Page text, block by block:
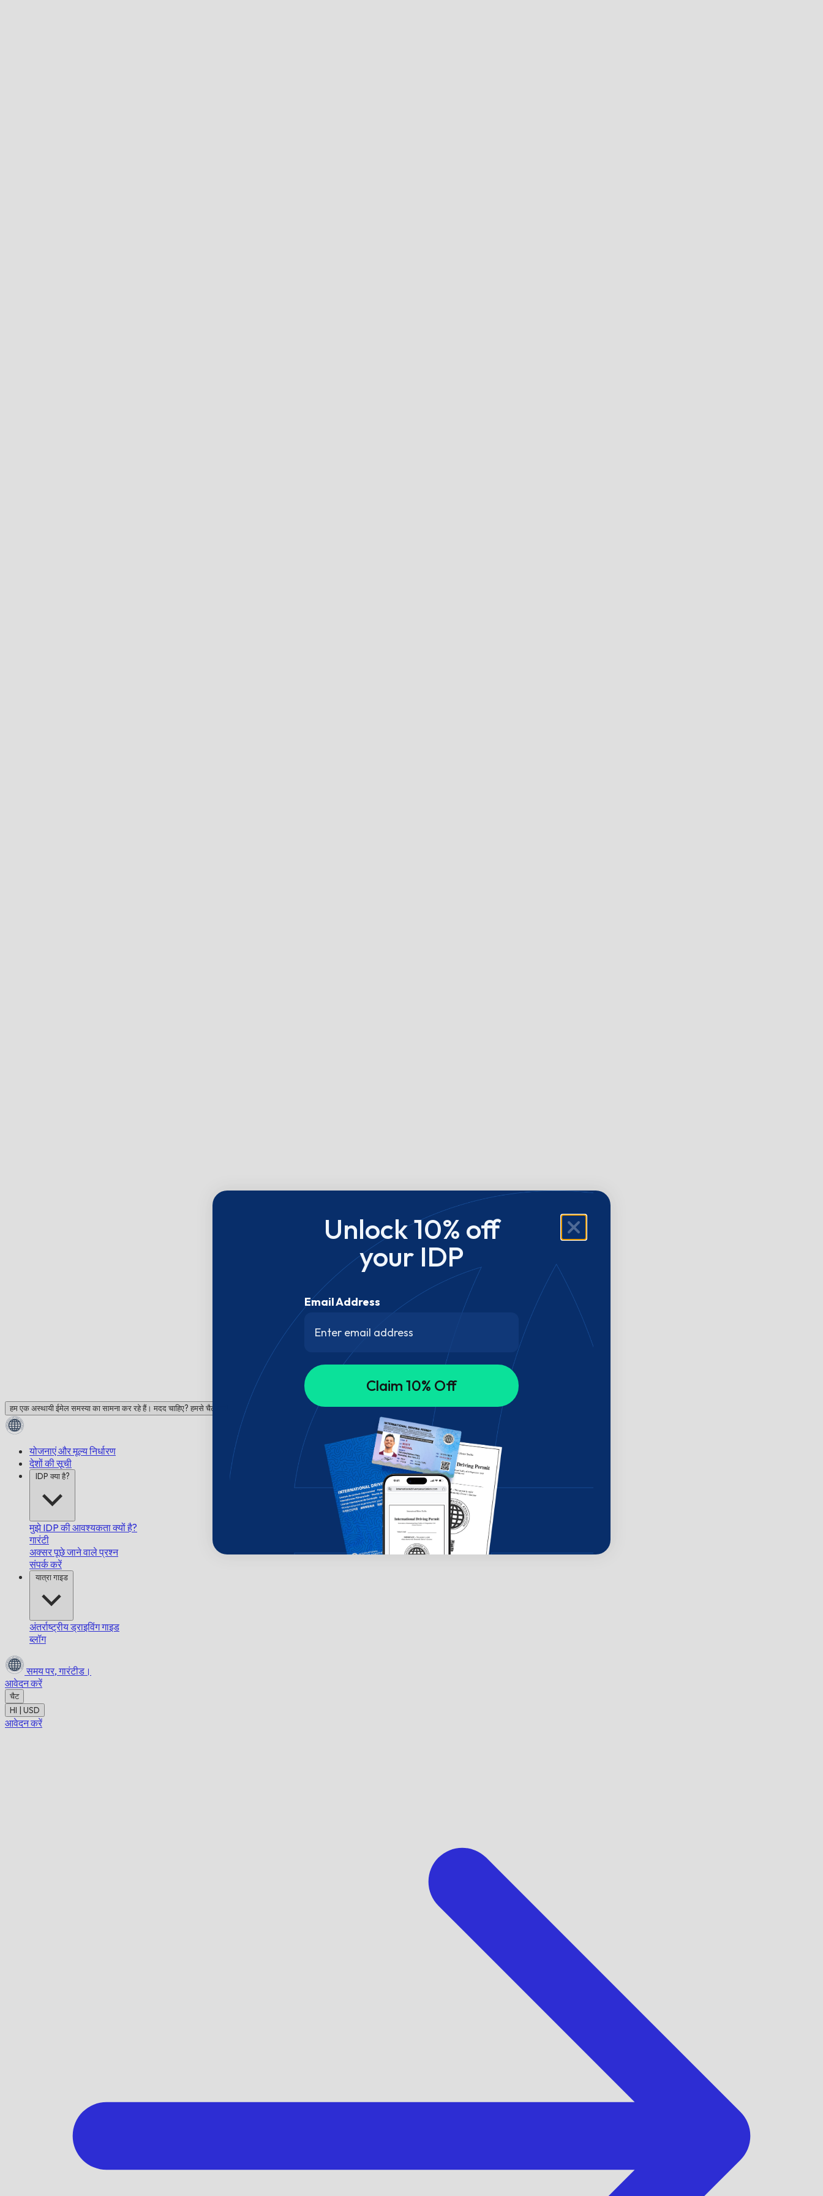
हम एक अस्थायी ईमेल समस्या का सामना कर रहे हैं। मदद चाहिए? हमसे चैट करें!
योजनाएं और मूल्य निर्धारण
देशों की सूची
IDP क्या है?
मुझे IDP की आवश्यकता क्यों है?
गारंटी
अक्सर पूछे जाने वाले प्रश्न
संपर्क करें
यात्रा गाइड
अंतर्राष्ट्रीय ड्राइविंग गाइड
ब्लॉग
समय पर, गारंटीड।
आवेदन करें
चैट
HI | USD
आवेदन करें
Unlock 10% off
your IDP
Email Address
Claim 10% Off